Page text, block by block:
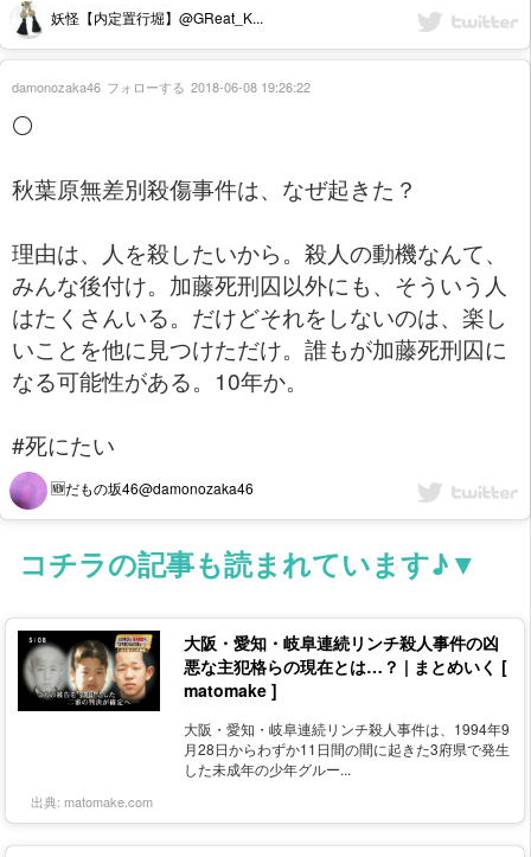
妖怪【内定置行堀】@GReat_K...
⚪️
秋葉原無差別殺傷事件は、なぜ起きた？
理由は、人を殺したいから。殺人の動機なんて、
みんな後付け。加藤死刑囚以外にも、そういう人
はたくさんいる。だけどそれをしないのは、楽し
いことを他に見つけただけ。誰もが加藤死刑囚に
なる可能性がある。10年か。
#死にたい
🆕だもの坂46@damonozaka46
damonozaka46 フォローする 2018-06-08 19:26:22
コチラの記事も読まれています♪▼
大阪・愛知・岐阜連続リンチ殺人事件の凶
悪な主犯格らの現在とは…？ | まとめいく [
matomake ]
大阪・愛知・岐阜連続リンチ殺人事件は、1994年9
月28日からわずか11日間の間に起きた3府県で発生
した未成年の少年グルー...
出典: matomake.com